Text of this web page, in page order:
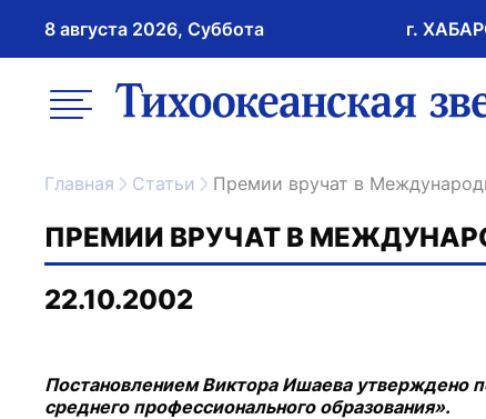
8 августа 2026, Суббота г.
меню ссылка на
Главная Статьи Премии вручат в
ПРЕМИИ ВРУЧАТ В
22.10.2002
Постановлением Виктора Ишаева утверждено
среднего профессионального образования».